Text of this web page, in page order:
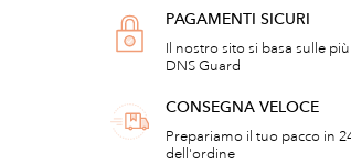
PAGAMENTI SICURI
Il nostro sito si basa sulle
DNS Guard
CONSEGNA VELOCE
Prepariamo il tuo pacco in
dell'ordine